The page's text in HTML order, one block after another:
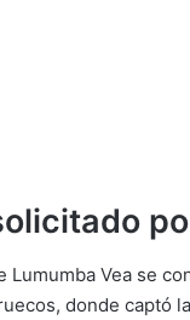
Lumumba Vea se
donde captó